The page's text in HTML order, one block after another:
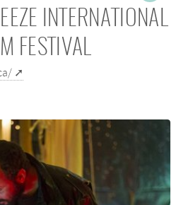
INTERNATIONAL
FESTIVAL